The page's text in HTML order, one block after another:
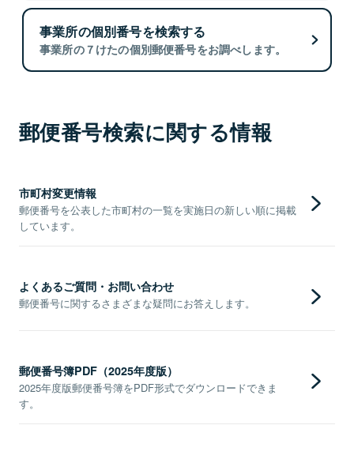
事業所の個別番号を検索する
事業所の７けたの個別郵便番号をお調べします。
郵便番号検索に関する情報
市町村変更情報
郵便番号を公表した市町村の一覧を実施日の新しい順に掲載
しています。
よくあるご質問・お問い合わせ
郵便番号に関するさまざまな疑問にお答えします。
郵便番号簿PDF（2025年度版）
2025年度版郵便番号簿をPDF形式でダウンロードできま
す。